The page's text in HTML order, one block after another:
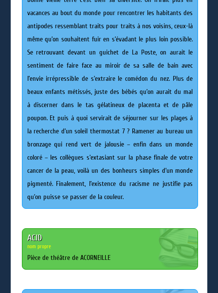
vacances au bout du monde pour rencontrer les habitants des
antipodes ressemblant traits pour traits à nos voisins, ceux-là
même qu’on souhaitent fuir en s’évadant le plus loin possible.
Se retrouvant devant un guichet de La Poste, on aurait le
sentiment de faire face au miroir de sa salle de bain avec
l’envie irrépressible de s’extraire le comédon du nez. Plus de
beaux enfants métissés, juste des bébés qu’on aurait du mal
à discerner dans le tas gélatineux de placenta et de pâle
poupon. Et puis à quoi servirait de séjourner sur les plages à
la recherche d’un soleil thermostat 7 ? Ramener au bureau un
bronzage qui rend vert de jalousie – enfin dans un monde
coloré – les collègues s’extasiant sur la phase finale de votre
cancer de la peau, voilà un des bonheurs simples d’un monde
pigmenté. Finalement, l’existence du racisme ne justifie pas
qu’on puisse se passer de la couleur.
ACID
nom propre
Pièce de théâtre de ACORNEILLE